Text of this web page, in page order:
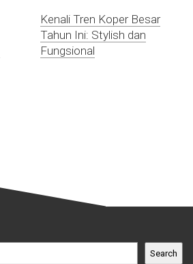
Kenali Tren Koper Besar
Tahun Ini: Stylish dan
Fungsional
Search